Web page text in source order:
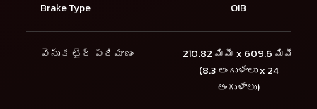
Brake Type OIB
వెనుక టైర్ పరిమాణం
210.82 మిమీ x 609.6 మిమీ
(8.3 అంగుళాలు x 24
అంగుళాలు)